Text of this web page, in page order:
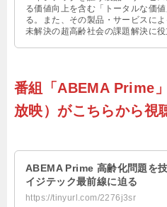
る価値向上を含む「トータルな価
る。また、その製品・サービスに
未解決の超高齢社会の課題解決に
番組「ABEMA Prime
放映）がこちらから視
ABEMA Prime 高齢化問題を
イジテック最前線に迫る
https://tinyurl.com/2276j3sr